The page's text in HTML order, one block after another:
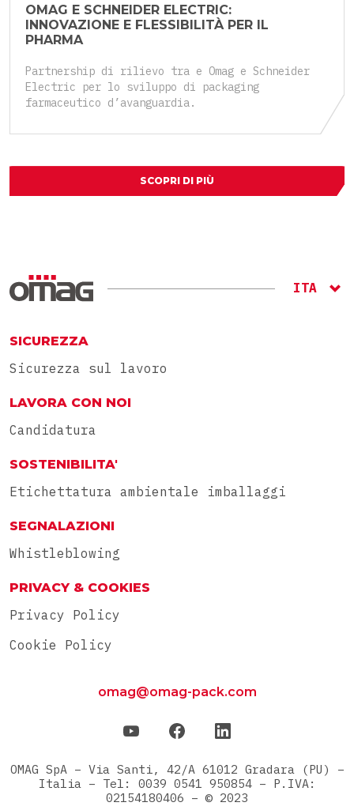
OMAG E SCHNEIDER ELECTRIC:
INNOVAZIONE E FLESSIBILITÀ PER IL
PHARMA
Partnership di rilievo tra e Omag e Schneider
Electric per lo sviluppo di packaging
farmaceutico d’avanguardia.
SCOPRI DI PIÙ
ITA
SICUREZZA
Sicurezza sul lavoro
LAVORA CON NOI
Candidatura
SOSTENIBILITA'
Etichettatura ambientale imballaggi
SEGNALAZIONI
Whistleblowing
PRIVACY & COOKIES
Privacy Policy
Cookie Policy
omag@omag-pack.com
OMAG SpA – Via Santi, 42/A 61012 Gradara (PU) –
Italia – Tel: 0039 0541 950854 – P.IVA:
02154180406 – © 2023